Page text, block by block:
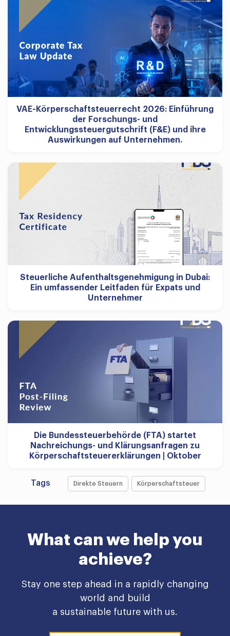
VAE-Körperschaftsteuerrecht 2026: Einführung
der Forschungs- und
Entwicklungssteuergutschrift (F&E) und ihre
Auswirkungen auf Unternehmen.
Steuerliche Aufenthaltsgenehmigung in Dubai:
Ein umfassender Leitfaden für Expats und
Unternehmer
Die Bundessteuerbehörde (FTA) startet
Nachreichungs- und Klärungsanfragen zu
Körperschaftsteuererklärungen | Oktober
Tags Direkte Steuern Körperschaftsteuer
What can we help you
achieve?
Stay one step ahead in a rapidly changing
world and build
a sustainable future with us.